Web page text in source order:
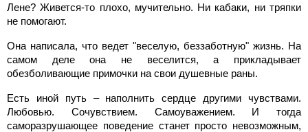
Лене? Живется-то плохо, мучительно. Ни кабаки, ни тряпки
не помогают.
Она написала, что ведет "веселую, беззаботную" жизнь. На
самом деле она не веселится, а прикладывает
обезболивающие примочки на свои душевные раны.
Есть иной путь – наполнить сердце другими чувствами.
Любовью. Сочувствием. Самоуважением. И тогда
саморазрушающее поведение станет просто невозможным,